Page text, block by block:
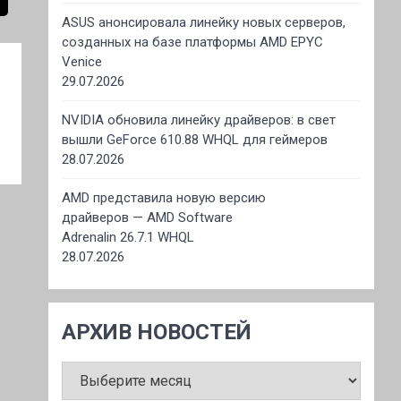
ASUS анонсировала линейку новых серверов,
созданных на базе платформы AMD EPYC
Venice
29.07.2026
NVIDIA обновила линейку драйверов: в свет
вышли GeForce 610.88 WHQL для геймеров
28.07.2026
AMD представила новую версию
драйверов — AMD Software
Adrenalin 26.7.1 WHQL
28.07.2026
АРХИВ НОВОСТЕЙ
НОВОСТЕЙ